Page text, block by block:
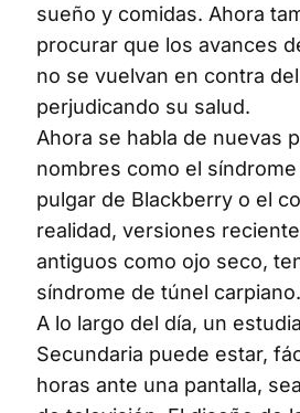
sueño y comidas. Ahora
procurar que los avances
no se vuelvan en contra
perjudicando su salud.
Ahora se habla de nuevas
nombres como el síndrome
pulgar de Blackberry o el
realidad, versiones
antiguos como ojo seco,
síndrome de túnel carpiano.
A lo largo del día, un
Secundaria puede estar,
horas ante una pantalla,